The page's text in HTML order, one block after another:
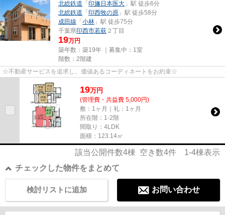
北総鉄道 「印旛日本医大 」駅 徒歩6分
北総鉄道 「印西牧の原 」駅 徒歩58分
成田線 「小林 」駅 徒歩75分
千葉県印西市若萩 ２丁目
19万円
築年数：築19年 ｜募集中： 1室
階数：2階建
☆不動産サービスを追求し、価値あるコーディネートをお約束☆
19万円
(管理費・共益費 5,000円)
敷：1ヶ月｜礼：1ヶ月
所在階：1-2階
間取り：4LDK
面積：123.14㎡
該当公開件数4棟 空き数4件 1-4棟表示
チェックした物件をまとめて
お問い合わせ
検討リストに追加